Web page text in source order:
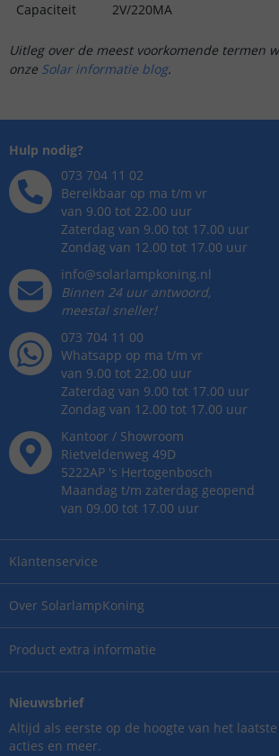
Capaciteit
2V/220MA
Uitleg over de meest voorkomende termen
onze Solar informatie blog.
Over SolarlampKoning
Product extra informatie
Klantenservice
Hulp nodig?
073 704 11 02
Bereikbaar op ma t/m vr
van 9.00 tot 22.00 uur
Zaterdag van 9.00 tot 17.00 uur
Zondag van 12.00 tot 17.00 uur
info@solarlampkoning.nl
Binnen 24 uur antwoord,
meestal sneller!
073 704 11 00
Whatsapp op ma t/m vr
van 9.00 tot 22.00 uur
Zaterdag van 9.00 tot 17.00 uur
Zondag van 12.00 tot 17.00 uur
Kantoor / Showroom
Rietveldenweg 49D
5222AP 's Hertogenbosch
Maandag t/m zaterdag geopend
van 09.00 tot 17.00 uur
Nieuwsbrief
Altijd als eerste op de hoogte van het
acties en meer.